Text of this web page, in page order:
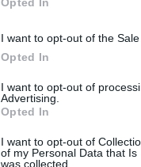
I want to opt-out of the
Opted In
I want to opt-out of
Advertising.
Opted In
I want to opt-out of
of my Personal Data that
was collected.